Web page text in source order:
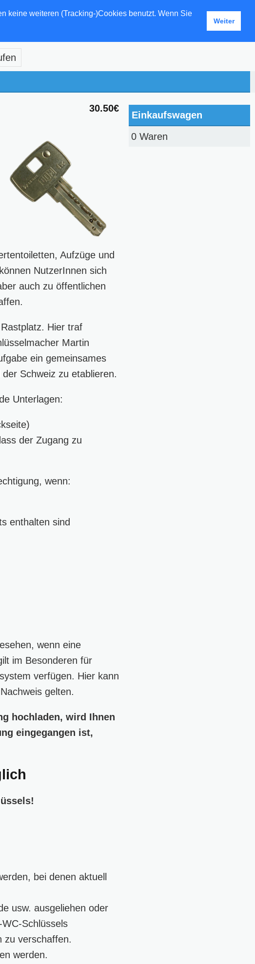
keine weiteren (Tracking-)Cookies benutzt. Wenn Sie
Weiter
30.50€
Aufzüge und
NutzerInnen sich
auch zu öffentlichen
Hier traf
Martin
ein gemeinsames
Schweiz zu etablieren.
Unterlagen:
der Zugang zu
wenn:
enthalten sind
wenn eine
im Besonderen für
verfügen. Hier kann
gelten.
hochladen, wird Ihnen
eingegangen ist,
bei denen aktuell
usw. ausgeliehen oder
Schlüssels
zu verschaffen.
werden.
Einkaufswagen
0 Waren